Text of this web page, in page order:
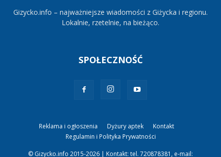
Gizycko.info – najważniejsze wiadomości z Giżycka i regionu.
Lokalnie, rzetelnie, na bieżąco.
SPOŁECZNOŚĆ
Reklama i ogłoszenia Dyżury aptek
Kontakt
Regulamin i Polityka Prywatności
© Gizycko.info 2015-2026 | Kontakt: tel. 720878381, e-mail: